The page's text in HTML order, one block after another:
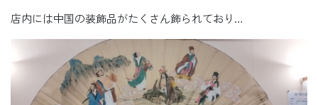
店内には中国の装飾品がたくさん飾られており…